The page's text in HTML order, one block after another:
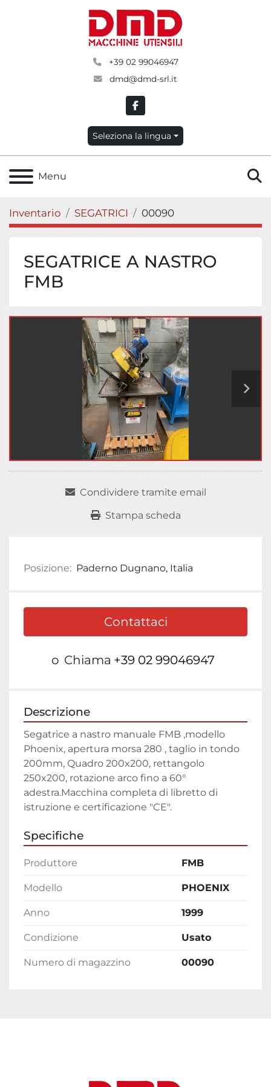
+39 02 99046947
dmd@dmd-srl.it
facebook
Seleziona la lingua
Menu
Inventario SEGATRICI 00090
SEGATRICE A NASTRO
FMB
Condividere tramite email
Stampa scheda
Posizione: Paderno Dugnano, Italia
Contattaci
o Chiama +39 02 99046947
Descrizione
Segatrice a nastro manuale FMB ,modello
Phoenix, apertura morsa 280 , taglio in tondo
200mm, Quadro 200x200, rettangolo
250x200, rotazione arco fino a 60°
adestra.Macchina completa di libretto di
istruzione e certificazione "CE".
Specifiche
Produttore FMB
Modello PHOENIX
Anno 1999
Condizione Usato
Numero di magazzino 00090